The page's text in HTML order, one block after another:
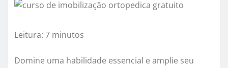
Leitura: 7 minutos
Domine uma habilidade essencial e amplie seu